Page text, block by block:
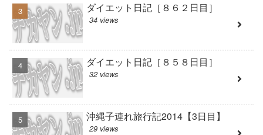
ダイエット日記［８６２日目］
34 views
ダイエット日記［８５８日目］
32 views
沖縄子連れ旅行記2014【3日目】
29 views